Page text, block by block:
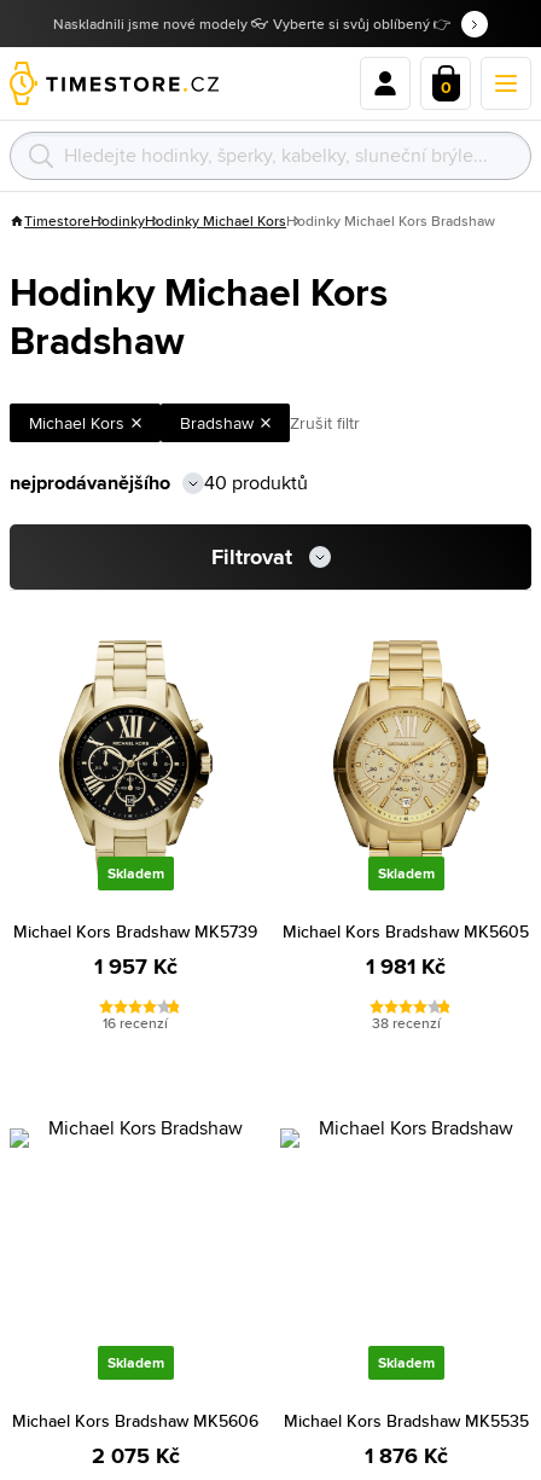
Naskladnili jsme nové modely 👓 Vyberte si svůj oblíbený 👉
0
TimestoreHodinkyHodinky Michael KorsHodinky Michael Kors Bradshaw
Hodinky Michael Kors
Bradshaw
Michael Kors Bradshaw Zrušit filtr
40 produktů
Filtrovat
Skladem
Michael Kors Bradshaw MK5739
1 957 Kč
16 recenzí
Skladem
Michael Kors Bradshaw MK5605
1 981 Kč
38 recenzí
Skladem
Michael Kors Bradshaw MK5606
2 075 Kč
Skladem
Michael Kors Bradshaw MK5535
1 876 Kč